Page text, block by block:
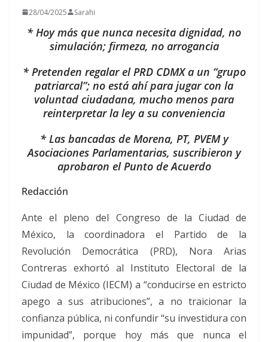
28/04/2025 Sarahi
* Hoy más que nunca necesita dignidad, no
simulación; firmeza, no arrogancia
* Pretenden regalar el PRD CDMX a un “grupo
patriarcal”; no está ahí para jugar con la
voluntad ciudadana, mucho menos para
reinterpretar la ley a su conveniencia
* Las bancadas de Morena, PT, PVEM y
Asociaciones Parlamentarias, suscribieron y
aprobaron el Punto de Acuerdo
Redacción
Ante el pleno del Congreso de la Ciudad de
México, la coordinadora el Partido de la
Revolución Democrática (PRD), Nora Arias
Contreras exhortó al Instituto Electoral de la
Ciudad de México (IECM) a “conducirse en estricto
apego a sus atribuciones”, a no traicionar la
confianza pública, ni confundir “su investidura con
impunidad”, porque hoy más que nunca el